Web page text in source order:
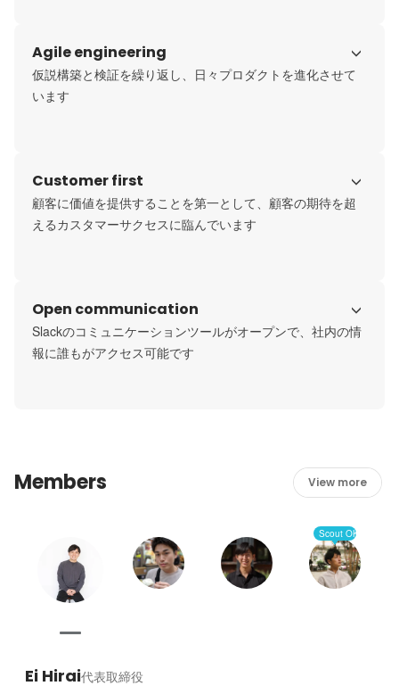
Agile engineering
仮説構築と検証を繰り返し、日々プロダクトを進化させて
います
Customer first
顧客に価値を提供することを第一として、顧客の期待を超
えるカスタマーサクセスに臨んでいます
Open communication
Slackのコミュニケーションツールがオープンで、社内の情
報に誰もがアクセス可能です
Members View more
Scout OK
Ei Hirai代表取締役